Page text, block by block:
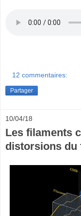
12 commentaires:
Partager
10/04/18
Les filaments
distorsions du